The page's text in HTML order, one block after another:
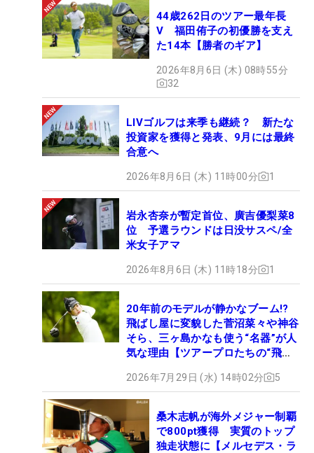
まずは全米女子プロで昨年の借りを返す。リベンジ
を完了すれば、手に入れた『自信』はちょっとやそ
っとでは壊れない鋼の鎧（よろい）となる。（文・
臼杵孝志）
44歳262日のツアー最年長
V 福田侑子の初優勝を支え
た14本【勝者のギア】
2026年8月6日 (木) 08時55分
32
LIVゴルフは来季も継続？ 新たな
投資家を獲得と発表、9月には最終
合意へ
2026年8月6日 (木) 11時00分 1
岩永杏奈が暫定首位、廣吉優梨菜8
位 予選ラウンドは日没サスペ/全
米女子アマ
2026年8月6日 (木) 11時18分 1
20年前のモデルが静かなブーム!?
飛ばし屋に変貌した菅沼菜々や神谷
そら、三ヶ島かなも使う“名器”が人
気な理由【ツアープロたちの“飛ば
2026年7月29日 (水) 14時02分 5
桑木志帆が海外メジャー制覇
で800pt獲得 実質のトップ
独走状態に【メルセデス・ラ